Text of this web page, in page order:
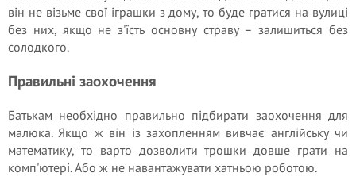
він не візьме свої іграшки з дому, то буде гратися на вулиці
без них, якщо не з'їсть основну страву – залишиться без
солодкого.
Правильні заохочення
Батькам необхідно правильно підбирати заохочення для
малюка. Якщо ж він із захопленням вивчає англійську чи
математику, то варто дозволити трошки довше грати на
комп'ютері. Або ж не навантажувати хатньою роботою.